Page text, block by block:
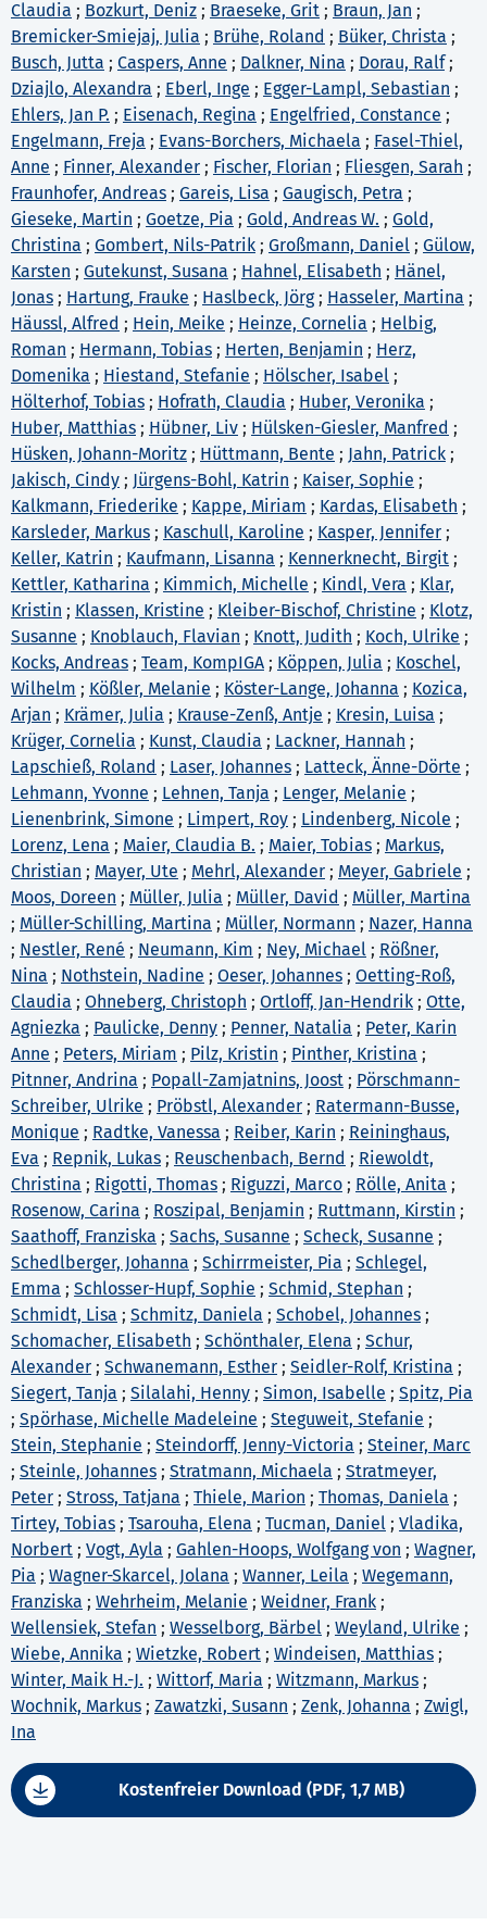
Claudia ; Bozkurt, Deniz ; Braeseke, Grit ; Braun, Jan ;
Bremicker-Smiejaj, Julia ; Brühe, Roland ; Büker, Christa ;
Busch, Jutta ; Caspers, Anne ; Dalkner, Nina ; Dorau, Ralf;
Dziajlo, Alexandra ; Eberl, Inge ; Egger-Lampl, Sebastian ;
Ehlers, Jan P. ; Eisenach, Regina ; Engelfried, Constance ;
Engelmann, Freja ; Evans-Borchers, Michaela ; Fasel-Thiel,
Anne ; Finner, Alexander ; Fischer, Florian ; Fliesgen, Sarah ;
Fraunhofer, Andreas ; Gareis, Lisa ; Gaugisch, Petra ;
Gieseke, Martin ; Goetze, Pia ; Gold, Andreas W. ; Gold,
Christina ; Gombert, Nils-Patrik ; Großmann, Daniel ; Gülow,
Karsten ; Gutekunst, Susana ; Hahnel, Elisabeth ; Hänel,
Jonas ; Hartung, Frauke ; Haslbeck, Jörg; Hasseler, Martina ;
Häussl, Alfred ; Hein, Meike ; Heinze, Cornelia ; Helbig,
Roman ; Hermann, Tobias ; Herten, Benjamin ; Herz,
Domenika ; Hiestand, Stefanie ; Hölscher, Isabel ;
Hölterhof, Tobias ; Hofrath, Claudia ; Huber, Veronika ;
Huber, Matthias ; Hübner, Liv ; Hülsken-Giesler, Manfred ;
Hüsken, Johann-Moritz ; Hüttmann, Bente ; Jahn, Patrick ;
Jakisch, Cindy ; Jürgens-Bohl, Katrin ; Kaiser, Sophie ;
Kalkmann, Friederike ; Kappe, Miriam ; Kardas, Elisabeth ;
Karsleder, Markus ; Kaschull, Karoline ; Kasper, Jennifer ;
Keller, Katrin ; Kaufmann, Lisanna ; Kennerknecht, Birgit ;
Kettler, Katharina ; Kimmich, Michelle ; Kindl, Vera ; Klar,
Kristin ; Klassen, Kristine ; Kleiber-Bischof, Christine ; Klotz,
Susanne ; Knoblauch, Flavian ; Knott, Judith ; Koch, Ulrike ;
Kocks, Andreas ; Team, KompIGA ; Köppen, Julia ; Koschel,
Wilhelm ; Kößler, Melanie ; Köster-Lange, Johanna ; Kozica,
Arjan ; Krämer, Julia ; Krause-Zenß, Antje ; Kresin, Luisa ;
Krüger, Cornelia ; Kunst, Claudia ; Lackner, Hannah ;
Lapschieß, Roland ; Laser, Johannes ; Latteck, Änne-Dörte ;
Lehmann, Yvonne ; Lehnen, Tanja ; Lenger, Melanie ;
Lienenbrink, Simone ; Limpert, Roy ; Lindenberg, Nicole ;
Lorenz, Lena ; Maier, Claudia B. ; Maier, Tobias ; Markus,
Christian ; Mayer, Ute ; Mehrl, Alexander ; Meyer, Gabriele ;
Moos, Doreen ; Müller, Julia ; Müller, David ; Müller, Martina
; Müller-Schilling, Martina ; Müller, Normann ; Nazer, Hanna
; Nestler, René ; Neumann, Kim ; Ney, Michael ; Rößner,
Nina ; Nothstein, Nadine ; Oeser, Johannes ; Oetting-Roß,
Claudia ; Ohneberg, Christoph ; Ortloff, Jan-Hendrik ; Otte,
Agniezka ; Paulicke, Denny ; Penner, Natalia ; Peter, Karin
Anne ; Peters, Miriam ; Pilz, Kristin ; Pinther, Kristina ;
Pitnner, Andrina ; Popall-Zamjatnins, Joost ; Pörschmann-
Schreiber, Ulrike ; Pröbstl, Alexander ; Ratermann-Busse,
Monique ; Radtke, Vanessa ; Reiber, Karin ; Reininghaus,
Eva ; Repnik, Lukas ; Reuschenbach, Bernd ; Riewoldt,
Christina ; Rigotti, Thomas ; Riguzzi, Marco ; Rölle, Anita ;
Rosenow, Carina ; Roszipal, Benjamin ; Ruttmann, Kirstin ;
Saathoff, Franziska ; Sachs, Susanne ; Scheck, Susanne ;
Schedlberger, Johanna ; Schirrmeister, Pia ; Schlegel,
Emma ; Schlosser-Hupf, Sophie ; Schmid, Stephan ;
Schmidt, Lisa ; Schmitz, Daniela ; Schobel, Johannes ;
Schomacher, Elisabeth ; Schönthaler, Elena ; Schur,
Alexander ; Schwanemann, Esther ; Seidler-Rolf, Kristina ;
Siegert, Tanja ; Silalahi, Henny ; Simon, Isabelle ; Spitz, Pia
; Spörhase, Michelle Madeleine ; Steguweit, Stefanie ;
Stein, Stephanie ; Steindorff, Jenny-Victoria ; Steiner, Marc
; Steinle, Johannes ; Stratmann, Michaela ; Stratmeyer,
Peter ; Stross, Tatjana ; Thiele, Marion ; Thomas, Daniela ;
Tirtey, Tobias ; Tsarouha, Elena ; Tucman, Daniel ; Vladika,
Norbert ; Vogt, Ayla ; Gahlen-Hoops, Wolfgang von ; Wagner,
Pia ; Wagner-Skarcel, Jolana ; Wanner, Leila ; Wegemann,
Franziska ; Wehrheim, Melanie ; Weidner, Frank ;
Wellensiek, Stefan ; Wesselborg, Bärbel ; Weyland, Ulrike ;
Wiebe, Annika ; Wietzke, Robert ; Windeisen, Matthias ;
Winter, Maik H.-J. ; Wittorf, Maria ; Witzmann, Markus ;
Wochnik, Markus ; Zawatzki, Susann ; Zenk, Johanna ; Zwigl,
Ina
Kostenfreier Download (PDF, 1,7 MB)